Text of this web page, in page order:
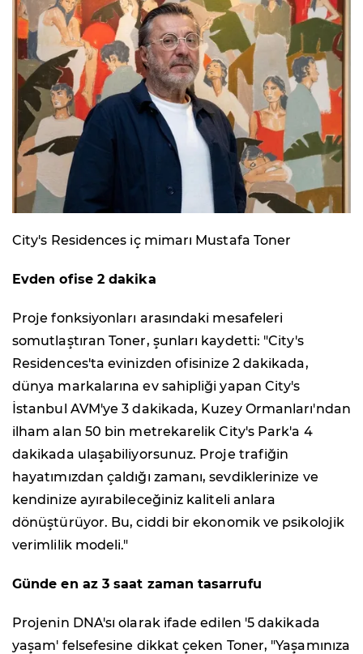
City's Residences iç mimarı Mustafa Toner
Evden ofise 2 dakika
Proje fonksiyonları arasındaki mesafeleri
somutlaştıran Toner, şunları kaydetti: "City's
Residences'ta evinizden ofisinize 2 dakikada,
dünya markalarına ev sahipliği yapan City's
İstanbul AVM'ye 3 dakikada, Kuzey Ormanları'ndan
ilham alan 50 bin metrekarelik City's Park'a 4
dakikada ulaşabiliyorsunuz. Proje trafiğin
hayatımızdan çaldığı zamanı, sevdiklerinize ve
kendinize ayırabileceğiniz kaliteli anlara
dönüştürüyor. Bu, ciddi bir ekonomik ve psikolojik
verimlilik modeli."
Günde en az 3 saat zaman tasarrufu
Projenin DNA'sı olarak ifade edilen '5 dakikada
yaşam' felsefesine dikkat çeken Toner, "Yaşamınıza